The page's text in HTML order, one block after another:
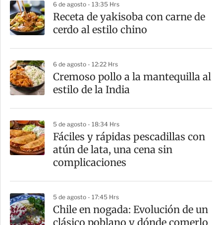
6 de agosto - 13:35 Hrs
Receta de yakisoba con carne de
cerdo al estilo chino
6 de agosto - 12:22 Hrs
Cremoso pollo a la mantequilla al
estilo de la India
5 de agosto - 18:34 Hrs
Fáciles y rápidas pescadillas con
atún de lata, una cena sin
complicaciones
5 de agosto - 17:45 Hrs
Chile en nogada: Evolución de un
clásico poblano y dónde comerlo